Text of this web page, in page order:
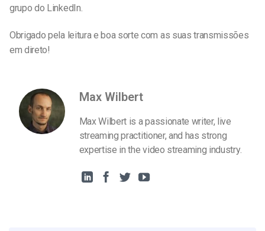
grupo do LinkedIn.
Obrigado pela leitura e boa sorte com as suas transmissões
em direto!
Max Wilbert
Max Wilbert is a passionate writer, live
streaming practitioner, and has strong
expertise in the video streaming industry.